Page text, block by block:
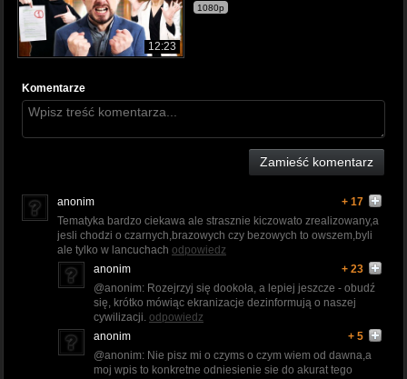
12:23
1080p
Komentarze
Zamieść komentarz
anonim
+ 17
Tematyka bardzo ciekawa ale strasznie kiczowato zrealizowany,a
jesli chodzi o czarnych,brazowych czy bezowych to owszem,byli
ale tylko w lancuchach odpowiedz
anonim
+ 23
@anonim: Rozejrzyj się dookoła, a lepiej jeszcze - obudź
się, krótko mówiąc ekranizacje dezinformują o naszej
cywilizacji. odpowiedz
anonim
+ 5
@anonim: Nie pisz mi o czyms o czym wiem od dawna,a
moj wpis to konkretne odniesienie sie do akurat tego